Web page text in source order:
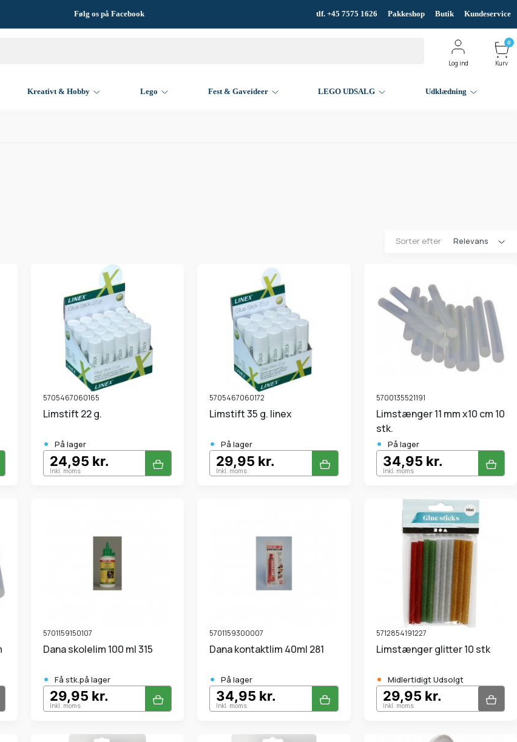
Følg os på Facebook tlf. +45 7575 1626 Pakkeshop Butik Kundeservice
Log ind
0
Kurv
Kreativt & Hobby Lego Fest & Gaveideer LEGO UDSALG Udklædning
Sorter efter
5705467060165
Limstift 22 g.
• På lager
24,95 kr.
Inkl. moms
5705467060172
Limstift 35 g. linex
• På lager
29,95 kr.
Inkl. moms
5700135521191
Limstænger 11 mm x10 cm 10
stk.
• På lager
34,95 kr.
Inkl. moms
5701159150107
Dana skolelim 100 ml 315
• Få stk.på lager
29,95 kr.
Inkl. moms
5701159300007
Dana kontaktlim 40ml 281
• På lager
34,95 kr.
Inkl. moms
5712854191227
Limstænger glitter 10 stk
• Midlertidigt Udsolgt
29,95 kr.
Inkl. moms